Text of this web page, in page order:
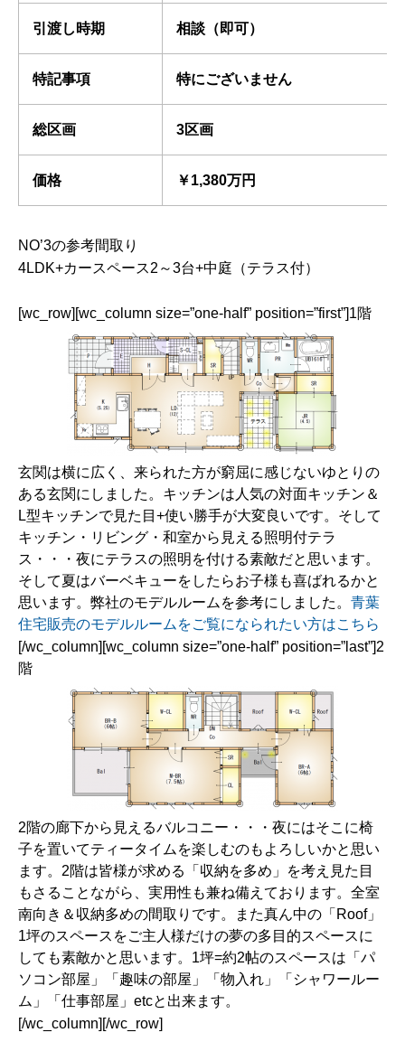
引渡し時期 相談（即可）
特記事項 特にございません
総区画 3区画
価格 ￥1,380万円
NO’3の参考間取り
4LDK+カースペース2～3台+中庭（テラス付）
[wc_row][wc_column size=”one-half” position=”first”]1階
玄関は横に広く、来られた方が窮屈に感じないゆとりの
ある玄関にしました。キッチンは人気の対面キッチン＆
L型キッチンで見た目+使い勝手が大変良いです。そして
キッチン・リビング・和室から見える照明付テラ
ス・・・夜にテラスの照明を付ける素敵だと思います。
そして夏はバーベキューをしたらお子様も喜ばれるかと
思います。弊社のモデルルームを参考にしました。 青葉
住宅販売のモデルルームをご覧になられたい方はこちら
[/wc_column][wc_column size=”one-half” position=”last”]2
階
2階の廊下から見えるバルコニー・・・夜にはそこに椅
子を置いてティータイムを楽しむのもよろしいかと思い
ます。2階は皆様が求める「収納を多め」を考え見た目
もさることながら、実用性も兼ね備えております。全室
南向き＆収納多めの間取りです。また真ん中の「Roof」
1坪のスペースをご主人様だけの夢の多目的スペースに
しても素敵かと思います。1坪=約2帖のスペースは「パ
ソコン部屋」「趣味の部屋」「物入れ」「シャワールー
ム」「仕事部屋」etcと出来ます。
[/wc_column][/wc_row]